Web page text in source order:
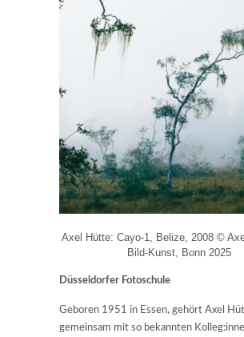
Axel Hütte: Cayo-1, Belize, 2008 ©
Bild-Kunst, Bonn 2025
Düsseldorfer Fotoschule
Geboren 1951 in Essen, gehört Axel
gemeinsam mit so bekannten